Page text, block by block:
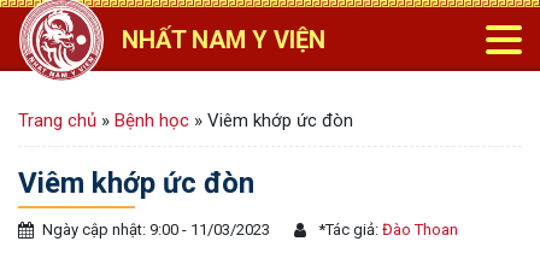
NHẤT NAM Y VIỆN
Trang chủ » Bệnh học » Viêm khớp ức đòn
Viêm khớp ức đòn
Ngày cập nhật: 9:00 - 11/03/2023 *Tác giả: Đào Thoan